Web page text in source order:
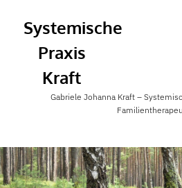
Inhalt
wechseln
Systemische
Praxis
Kraft
Gabriele Johanna Kraft –